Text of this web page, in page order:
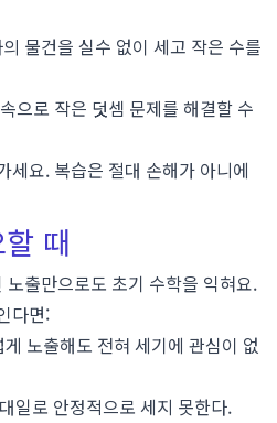
물건을 실수 없이 세고 작은 수를
으로 작은 덧셈 문제를 해결할 수
세요. 복습은 절대 손해가 아니에
때
출만으로도 초기 수학을 익혀요.
다면:
노출해도 전혀 세기에 관심이 없
일로 안정적으로 세지 못한다.